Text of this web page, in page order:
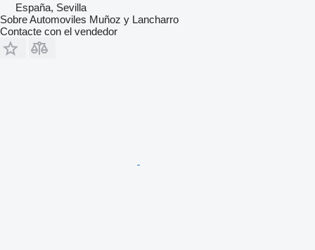
España, Sevilla
Sobre Automoviles Muñoz y Lancharro
Contacte con el vendedor